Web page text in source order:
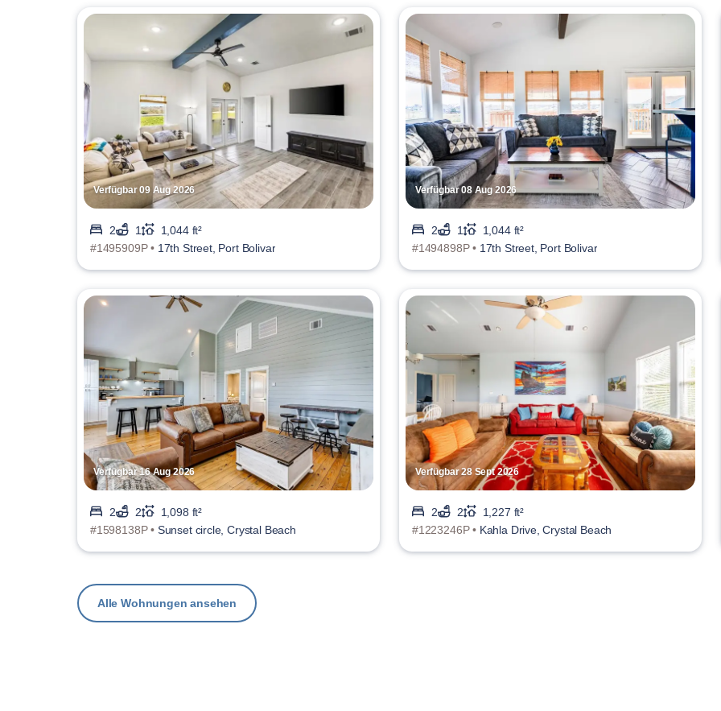
Verfügbar 09 Aug 2026
2 1
1,044 ft²
#1495909P • 17th Street, Port Bolivar
Verfügbar 08 Aug 2026
2 1
1,044 ft²
#1494898P • 17th Street, Port Bolivar
Verfügbar 16 Aug 2026
2 2
1,098 ft²
#1598138P • Sunset circle, Crystal Beach
Verfügbar 28 Sept 2026
2 2
1,227 ft²
#1223246P • Kahla Drive, Crystal Beach
Alle Wohnungen ansehen